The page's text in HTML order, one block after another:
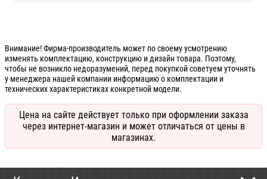
Внимание! Фирма-производитель может по своему усмотрению
изменять комплектацию, конструкцию и дизайн товара. Поэтому,
чтобы не возникло недоразумений, перед покупкой советуем уточнять
у менеджера нашей компании информацию о комплектации и
технических характеристиках конкретной модели.
Цена на сайте действует только при оформлении заказа
через интернет-магазин и может отличаться от цены в
магазинах.